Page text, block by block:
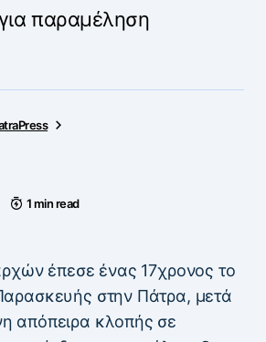
παραμέληση
1 min read
έπεσε ένας 17χρονος το
στην Πάτρα, μετά
απόπειρα κλοπής σε